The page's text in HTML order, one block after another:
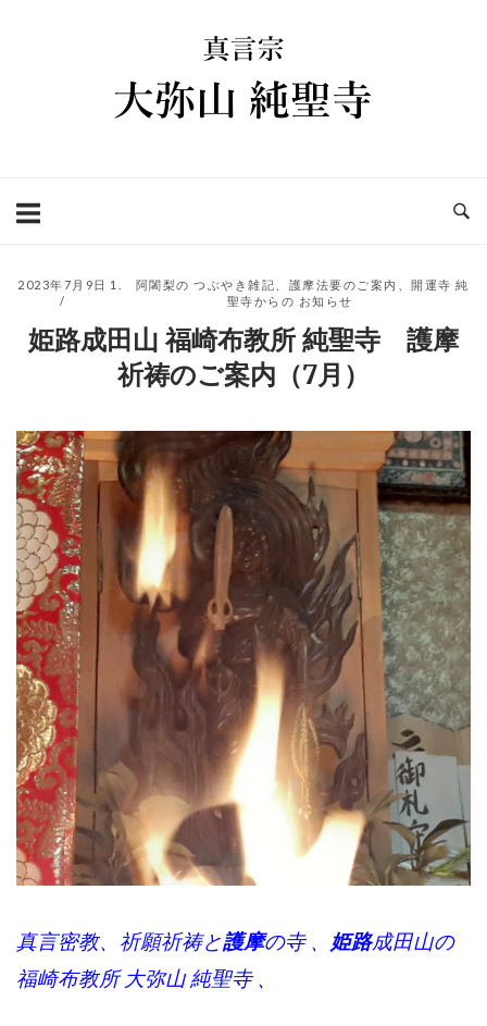
2023年7月9日 1. 阿闍梨の つぶやき雑記 護摩法要のご案内 、開運寺 純
聖寺からの お知らせ
姫路成田山 福崎布教所 純聖寺 護摩
祈祷のご案内（7月）
真言密教、祈願祈祷と護摩の寺 、 姫路成田山の
福崎布教所 大弥山 純聖寺 、